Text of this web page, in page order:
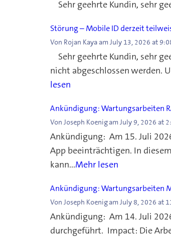
Sehr geehrte Kundin, sehr
Störung – Mobile ID derzeit
Von Rojan Kaya am July 13, 2026 at
Sehr geehrte Kundin, sehr
nicht abgeschlossen werden.
lesen
Ankündigung: Wartungsarbeiten
Von Joseph Koenig am July 9, 2026 at
Ankündigung: Am 15. Juli
App beeinträchtigen. In
kann...Mehr lesen
Ankündigung: Wartungsarbeiten
Von Joseph Koenig am July 8, 2026 at
Ankündigung: Am 14. Juli
durchgeführt. Impact: Die